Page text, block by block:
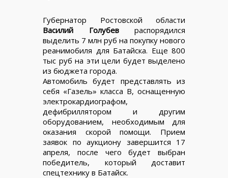
Губернатор Ростовской области
Василий Голубевраспорядился
выделить 7 млн руб на покупку нового
реанимобиля для Батайска. Еще 800
тыс руб на эти цели будет выделено
из бюджета города.
Автомобиль будет представлять из
себя «Газель» класса В, оснащенную
электрокардиографом,
дефибриллятором и другим
оборудованием, необходимым для
оказания скорой помощи. Прием
заявок по аукциону завершится 17
апреля, после чего будет выбран
победитель, который доставит
спецтехнику в Батайск.